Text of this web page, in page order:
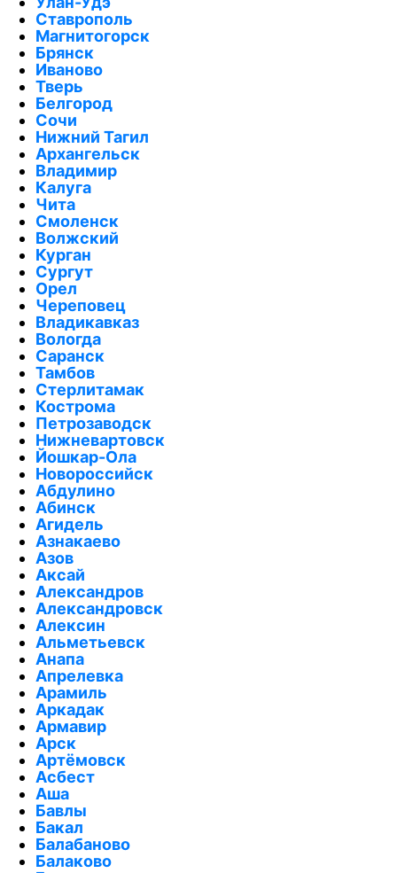
Ставрополь
Магнитогорск
Брянск
Иваново
Тверь
Белгород
Сочи
Нижний Тагил
Архангельск
Владимир
Калуга
Чита
Смоленск
Волжский
Курган
Сургут
Орел
Череповец
Владикавказ
Вологда
Саранск
Тамбов
Стерлитамак
Кострома
Петрозаводск
Нижневартовск
Йошкар-Ола
Новороссийск
Абдулино
Абинск
Агидель
Азнакаево
Азов
Аксай
Александров
Александровск
Алексин
Альметьевск
Анапа
Апрелевка
Арамиль
Аркадак
Армавир
Арск
Артёмовск
Асбест
Аша
Бавлы
Бакал
Балабаново
Балаково